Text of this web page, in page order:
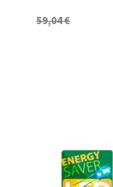
59,04€